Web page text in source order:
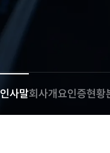
인사말회사개요인증현황